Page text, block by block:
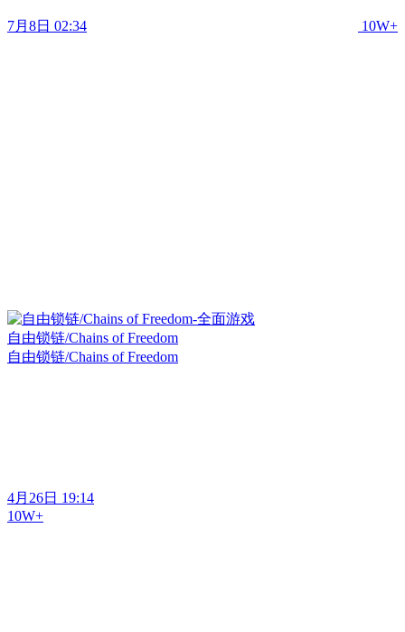
7月8日 02:34 10W+
自由锁链/Chains of Freedom
自由锁链/Chains of Freedom
4月26日 19:14
10W+